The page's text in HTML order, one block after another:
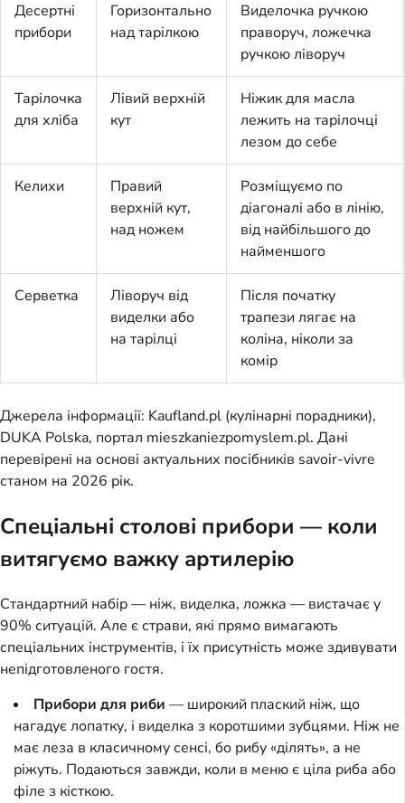
Десертні
прибори
Горизонтально
над тарілкою
Виделочка ручкою
праворуч, ложечка
ручкою ліворуч
Тарілочка
для хліба
Лівий верхній
кут
Ніжик для масла
лежить на тарілочці
лезом до себе
Келихи
Правий
верхній кут,
над ножем
Розміщуємо по
діагоналі або в лінію,
від найбільшого до
найменшого
Серветка
Ліворуч від
виделки або
на тарілці
Після початку
трапези лягає на
коліна, ніколи за
комір
Джерела інформації: Kaufland.pl (кулінарні порадники),
DUKA Polska, портал mieszkaniezpomyslem.pl. Дані
перевірені на основі актуальних посібників savoir-vivre
станом на 2026 рік.
Спеціальні столові прибори — коли
витягуємо важку артилерію
Стандартний набір — ніж, виделка, ложка — вистачає у
90% ситуацій. Але є страви, які прямо вимагають
спеціальних інструментів, і їх присутність може здивувати
непідготовленого гостя.
Прибори для риби — широкий плаский ніж, що
нагадує лопатку, і виделка з коротшими зубцями. Ніж не
має леза в класичному сенсі, бо рибу «ділять», а не
ріжуть. Подаються завжди, коли в меню є ціла риба або
філе з кісткою.